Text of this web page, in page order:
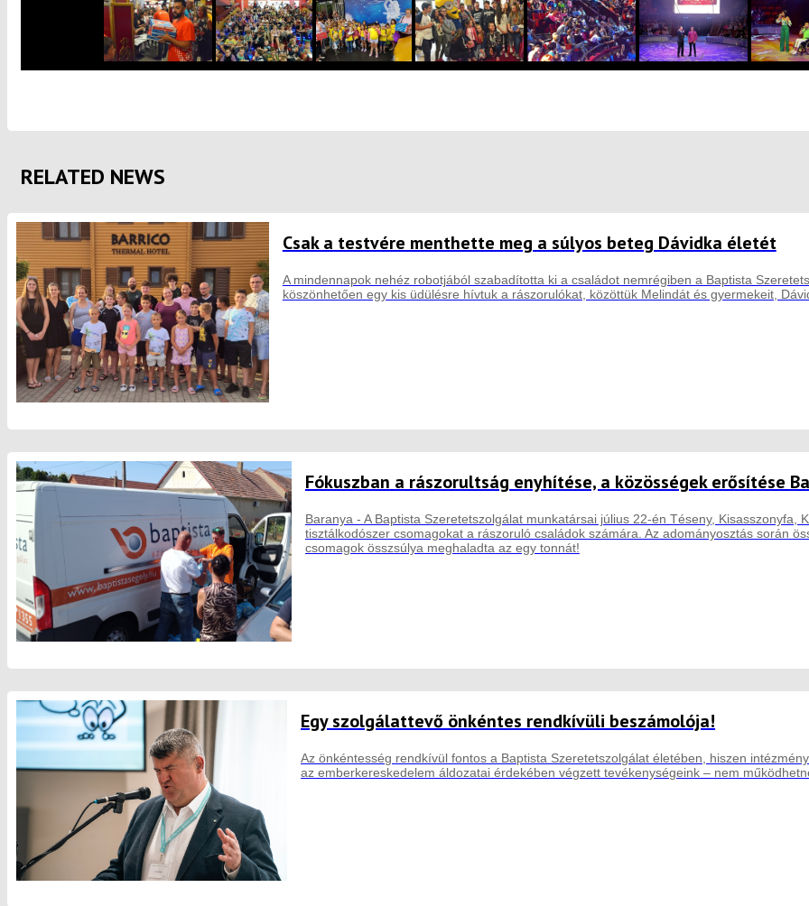
RELATED NEWS
Csak a testvére menthette meg a súlyos beteg Dávidka életét
A mindennapok nehéz robotjából szabadította ki a családot nemrégiben a Baptista
köszönhetően egy kis üdülésre hívtuk a rászorulókat, közöttük Melindát és gyermekeit,
Fókuszban a rászorultság enyhítése, a közösségek erősítése
Baranya - A Baptista Szeretetszolgálat munkatársai július 22-én Téseny, Kisasszonyfa,
tisztálkodószer csomagokat a rászoruló családok számára. Az adományosztás során
csomagok összsúlya meghaladta az egy tonnát!
Egy szolgálattevő önkéntes rendkívüli beszámolója!
Az önkéntesség rendkívül fontos a Baptista Szeretetszolgálat életében, hiszen
az emberkereskedelem áldozatai érdekében végzett tevékenységeink – nem